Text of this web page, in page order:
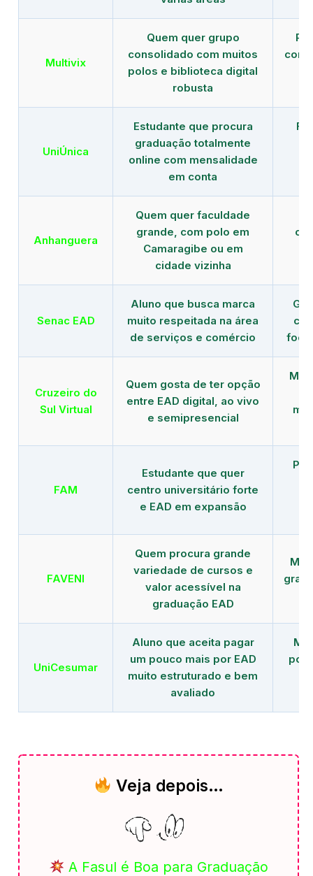
Multivix
Quem quer grupo
consolidado com muitos
polos e biblioteca digital
robusta
com
UniÚnica
Estudante que procura
graduação totalmente
online com mensalidade
em conta
Anhanguera
Quem quer faculdade
grande, com polo em
Camaragibe ou em
cidade vizinha
Senac EAD
Aluno que busca marca
muito respeitada na área
de serviços e comércio
foco
Cruzeiro do
Sul Virtual
Quem gosta de ter opção
entre EAD digital, ao vivo
e semipresencial
FAM
Estudante que quer
centro universitário forte
e EAD em expansão
FAVENI
Quem procura grande
variedade de cursos e
valor acessível na
graduação EAD
UniCesumar
Aluno que aceita pagar
um pouco mais por EAD
muito estruturado e bem
avaliado
Veja depois…
A Fasul é Boa para Graduação